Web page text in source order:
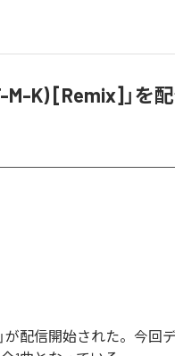
M-K) [Remix]」を
が配信開始された。今回